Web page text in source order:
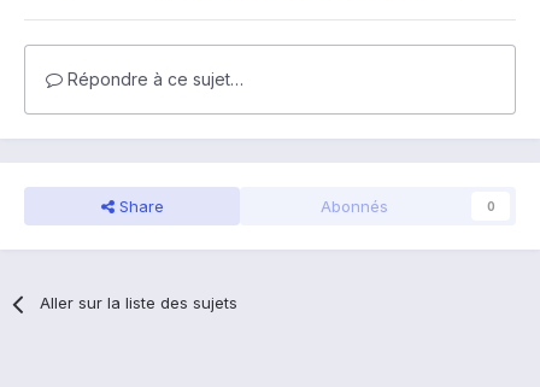
Répondre à ce sujet…
Share Abonnés 0
Aller sur la liste des sujets